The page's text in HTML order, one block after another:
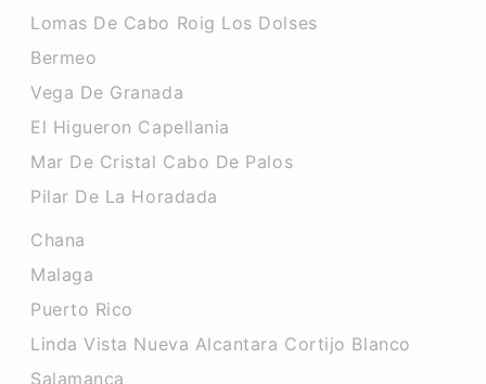
Lomas De Cabo Roig Los Dolses
Bermeo
Vega De Granada
El Higueron Capellania
Mar De Cristal Cabo De Palos
Pilar De La Horadada
Chana
Malaga
Puerto Rico
Linda Vista Nueva Alcantara Cortijo Blanco
Salamanca